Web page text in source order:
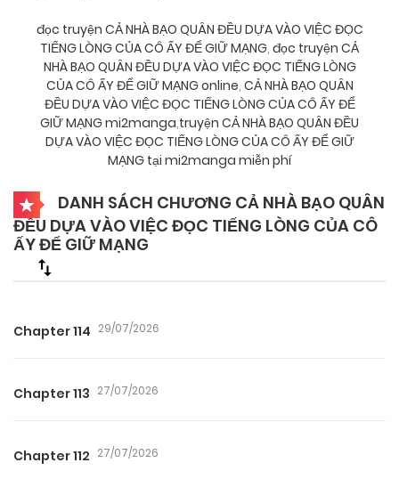
đọc truyện CẢ NHÀ BẠO QUÂN ĐỀU DỰA VÀO VIỆC ĐỌC
TIẾNG LÒNG CỦA CÔ ẤY ĐỂ GIỮ MẠNG, đọc truyện CẢ
NHÀ BẠO QUÂN ĐỀU DỰA VÀO VIỆC ĐỌC TIẾNG LÒNG
CỦA CÔ ẤY ĐỂ GIỮ MẠNG online, CẢ NHÀ BẠO QUÂN
ĐỀU DỰA VÀO VIỆC ĐỌC TIẾNG LÒNG CỦA CÔ ẤY ĐỂ
GIỮ MẠNG mi2manga,truyện CẢ NHÀ BẠO QUÂN ĐỀU
DỰA VÀO VIỆC ĐỌC TIẾNG LÒNG CỦA CÔ ẤY ĐỂ GIỮ
MẠNG tại mi2manga miễn phí
DANH SÁCH CHƯƠNG CẢ NHÀ BẠO QUÂN
ĐỀU DỰA VÀO VIỆC ĐỌC TIẾNG LÒNG CỦA CÔ
ẤY ĐỂ GIỮ MẠNG
Chapter 114 29/07/2026
Chapter 113 27/07/2026
Chapter 112 27/07/2026